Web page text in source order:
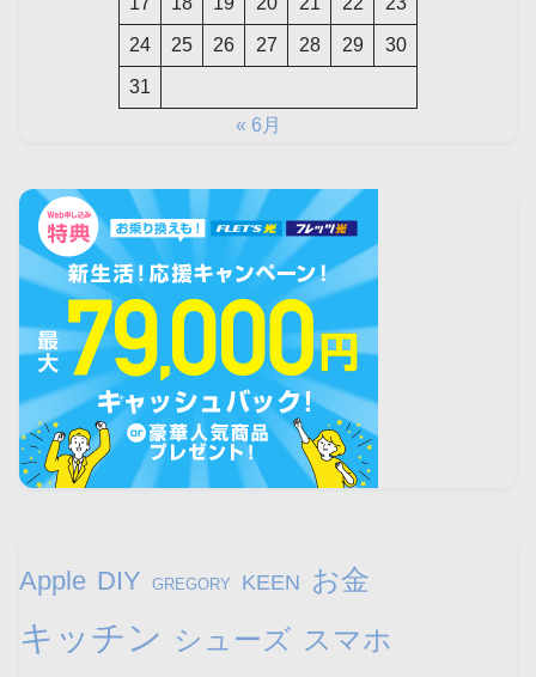
24 25 26 27 28 29 30
31
« 6月
Apple DIY GREGORY KEEN お金
キッチン シューズ スマホ